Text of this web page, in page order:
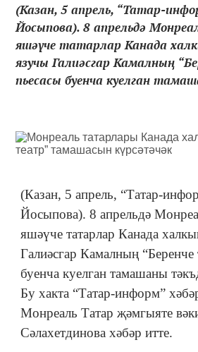
(Казан, 5 апрель, “Татар-
Йосыпова). 8 апрельдә
яшәүче татарлар Канада
язучы Галиәсгар Камалның
пьесасы буенча куелган
(Казан, 5 апрель, “Татар-
Йосыпова). 8 апрельдә
яшәүче татарлар Канада
Галиәсгар Камалның “Беренче
буенча куелган тамашаны
Бу хакта “Татар-информ”
Монреаль Татар җәмгыяте
Сәлахетдинова хәбәр итте.